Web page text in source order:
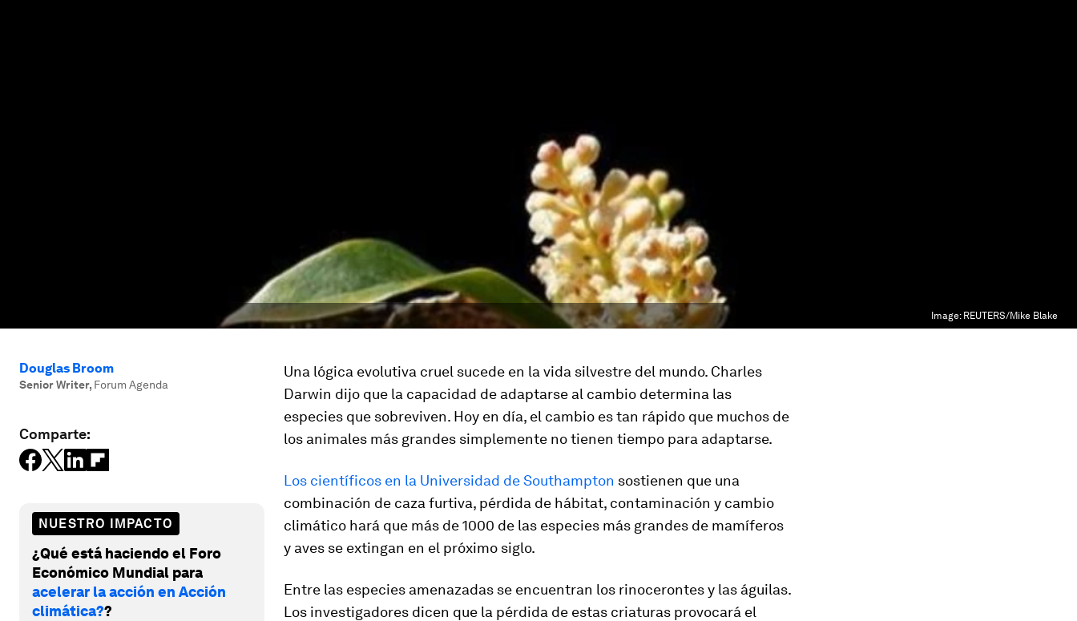
Image: REUTERS/Mike Blake
Douglas Broom
Senior Writer, Forum Agenda
Comparte:
NUESTRO IMPACTO
¿Qué está haciendo el Foro
Económico Mundial para
acelerar la acción en Acción
climática??
Una lógica evolutiva cruel sucede en la vida silvestre del mundo. Charles
Darwin dijo que la capacidad de adaptarse al cambio determina las
especies que sobreviven. Hoy en día, el cambio es tan rápido que muchos de
los animales más grandes simplemente no tienen tiempo para adaptarse.
Los científicos en la Universidad de Southampton sostienen que una
combinación de caza furtiva, pérdida de hábitat, contaminación y cambio
climático hará que más de 1000 de las especies más grandes de mamíferos
y aves se extingan en el próximo siglo.
Entre las especies amenazadas se encuentran los rinocerontes y las águilas.
Los investigadores dicen que la pérdida de estas criaturas provocará el